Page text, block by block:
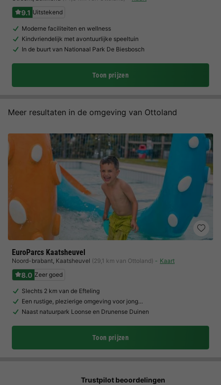
9.1 Uitstekend
Moderne faciliteiten en wellness
Kindvriendelijk met avontuurlijke speeltuin
In de buurt van Nationaal Park De Biesbosch
Toon prijzen
Meer resultaten in de omgeving van Ottoland
EuroParcs Kaatsheuvel
Noord-brabant, Kaatsheuvel (29,1 km van Ottoland) Kaart
8.0 Zeer goed
Slechts 2 km van de Efteling
Een rustige, plezierige omgeving voor jong…
Naast natuurpark Loonse en Drunense Duinen
Toon prijzen
Trustpilot beoordelingen